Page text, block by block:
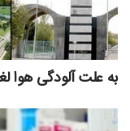
به علت آلودگی هوا